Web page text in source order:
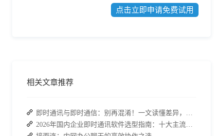
点击立即申请免费试用
相关文章推荐
即时通讯与即时通信：别再混淆！一文读懂差异，接而连适配企业协作需求
2026年国内企业即时通讯软件选型指南：十大主流平台深度盘点